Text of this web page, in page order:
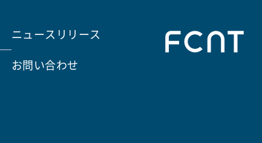
ニュースリリース
お問い合わせ